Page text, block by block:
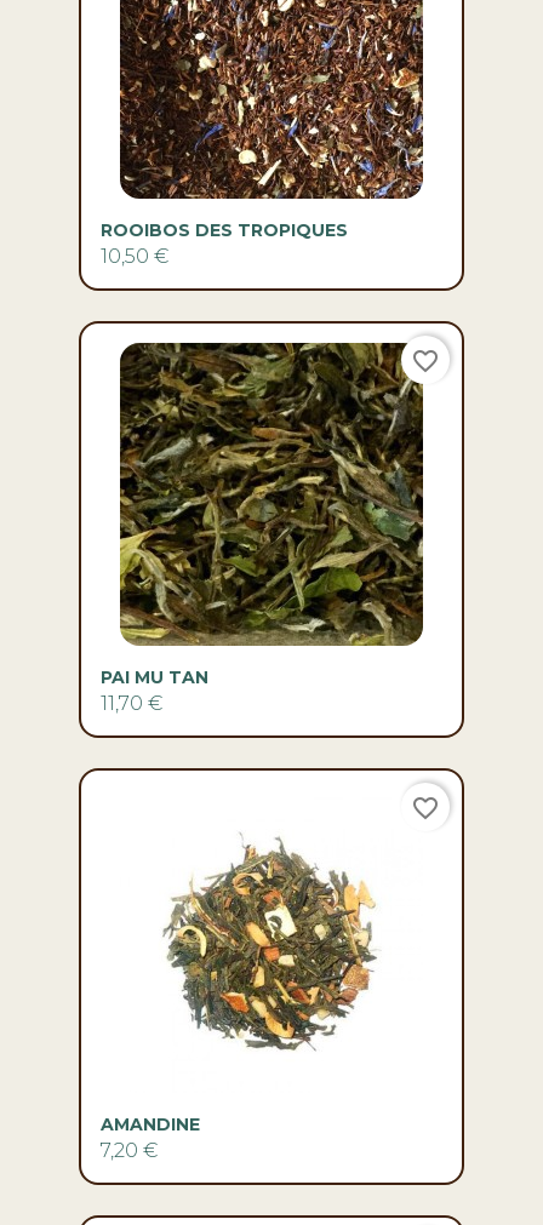
ROOIBOS DES TROPIQUES
10,50 €
PAI MU TAN
11,70 €
favorite_border
AMANDINE
7,20 €
favorite_border